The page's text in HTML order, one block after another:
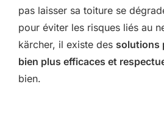
pas laisser sa toiture se
pour éviter les risques liés au
kärcher, il existe des solutions
bien plus efficaces et
bien.